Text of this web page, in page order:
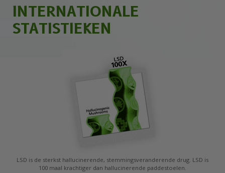
INTERNATIONALE
STATISTIEKEN
LSD is de sterkst hallucinerende, stemmingsveranderende drug. LSD is
100 maal krachtiger dan hallucinerende paddestoelen.